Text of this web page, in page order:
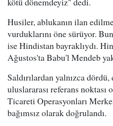
Husiler, ablukanın ilan
vurduklarını öne sürüyor.
ise Hindistan bayraklıydı.
Ağustos'ta Babu'l Mendeb
Saldırılardan yalnızca
uluslararası referans
Ticareti Operasyonları
bağımsız olarak doğrulandı.